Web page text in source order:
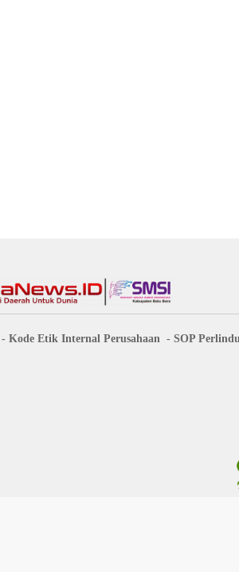
Kode Etik Internal Perusahaan SOP